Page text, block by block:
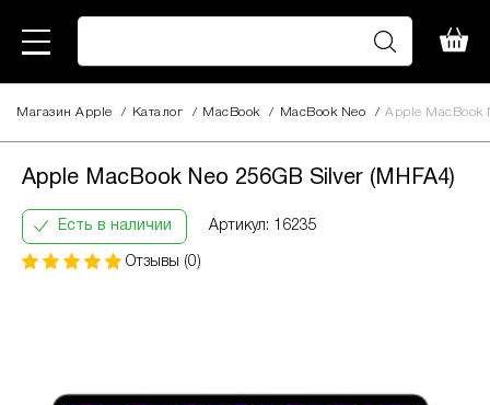
Магазин Apple / Каталог / MacBook / MacBook Neo / Apple MacBook
Apple MacBook Neo 256GB Silver (MHFA4)
Есть в наличии Артикул: 16235
Отзывы (0)
ПриватБанк
Оплата
платежів:
способів.